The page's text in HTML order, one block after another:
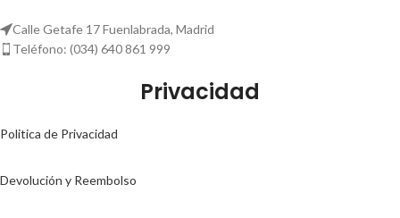
Calle Getafe 17 Fuenlabrada, Madrid
Teléfono: (034) 640 861 999
Privacidad
Politica de Privacidad
Devolución y Reembolso